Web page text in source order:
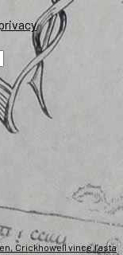
Crickhowell vince l’asta